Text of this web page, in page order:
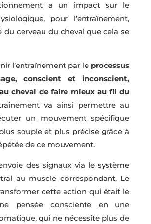
a un impact sur le
pour l’entraînement,
du cerveau du cheval que cela se
l’entraînement par le processus
conscient et inconscient,
cheval de faire mieux au fil du
va ainsi permettre au
un mouvement spécifique
souple et plus précise grâce à
de ce mouvement.
des signaux via le système
au muscle correspondant. Le
cette action qui était le
pensée consciente en une
qui ne nécessite plus de